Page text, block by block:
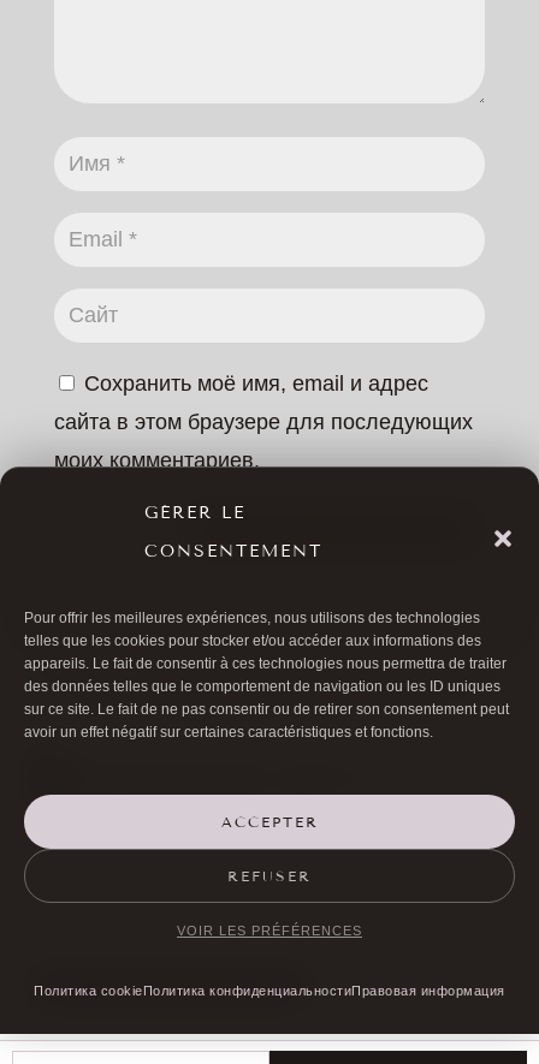
GÉRER LE
CONSENTEMENT
Pour offrir les meilleures expériences, nous utilisons des technologies
telles que les cookies pour stocker et/ou accéder aux informations des
appareils. Le fait de consentir à ces technologies nous permettra de traiter
des données telles que le comportement de navigation ou les ID uniques
sur ce site. Le fait de ne pas consentir ou de retirer son consentement peut
avoir un effet négatif sur certaines caractéristiques et fonctions.
ACCEPTER
REFUSER
VOIR LES PRÉFÉRENCES
Политика cookieПолитика конфиденциальностиПравовая информация
Сохранить моё имя, email и адрес
сайта в этом браузере для последующих
моих комментариев.
 01 40 17 00 99

ЗАПИШИТЕСЬ НА ПРИЕМ